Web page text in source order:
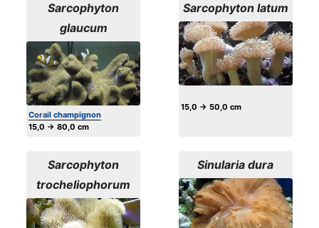
Sarcophyton
glaucum
Corail champignon
15,0 → 80,0 cm
Sarcophyton latum
15,0 → 50,0 cm
Sarcophyton
trocheliophorum
Sinularia dura